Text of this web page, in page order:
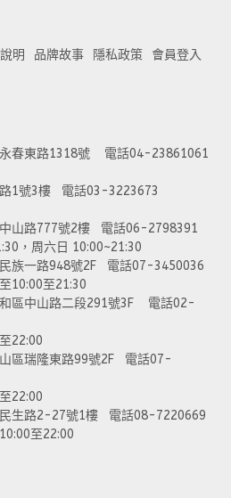
明 品牌故事 隱私政策
會員登入
春東路1318號    電話04-23861061
1號3樓   電話03-3223673
山路777號2樓   電話06-2798391
，周六日 10:00~21:30
族一路948號2F   電話07-3450036
10:00至21:30
區中山路二段291號3F    電話02-
22:00
區瑞隆東路99號2F   電話07-
22:00
生路2-27號1樓   電話08-7220669
至22:00